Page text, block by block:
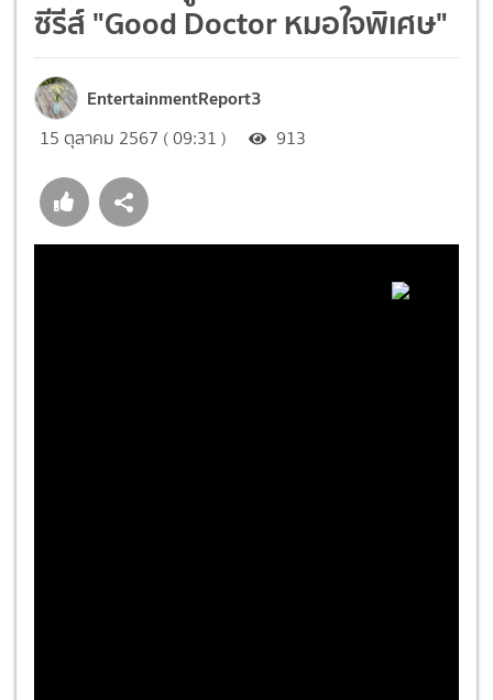
ซีรีส์ "Good Doctor หมอใจพิเศษ"
EntertainmentReport3
15 ตุลาคม 2567 ( 09:31 ) 913